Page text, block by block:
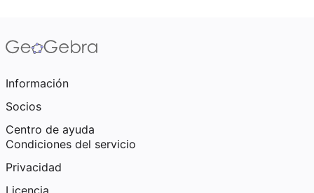
Información
Socios
Centro de ayuda
Condiciones del servicio
Privacidad
Licencia